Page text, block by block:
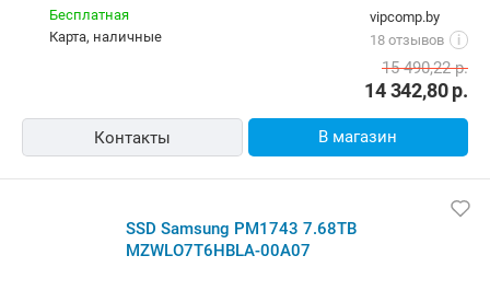
vipcomp.by
18 отзывов
i
Бесплатная
карта, наличные
14 342,80р.
15 490,22р.
Контакты В магазин
SSD Samsung PM1743 7.68TB
MZWLO7T6HBLA-00A07